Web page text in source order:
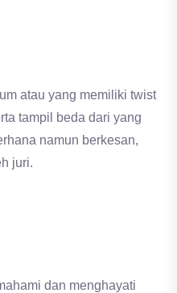
atau yang memiliki twist
tampil beda dari yang
namun berkesan,
juri.
dan menghayati